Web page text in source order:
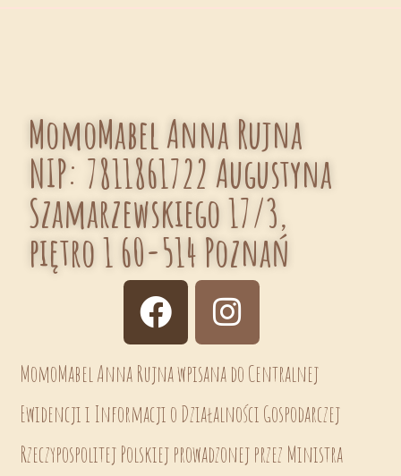
MomoMabel Anna Rujna
NIP: 7811861722 Augustyna
Szamarzewskiego 17/3,
piętro 1 60-514 Poznań
MomoMabel Anna Rujna wpisana do Centralnej
Ewidencji i Informacji o Działalności Gospodarczej
Rzeczypospolitej Polskiej prowadzonej przez Ministra